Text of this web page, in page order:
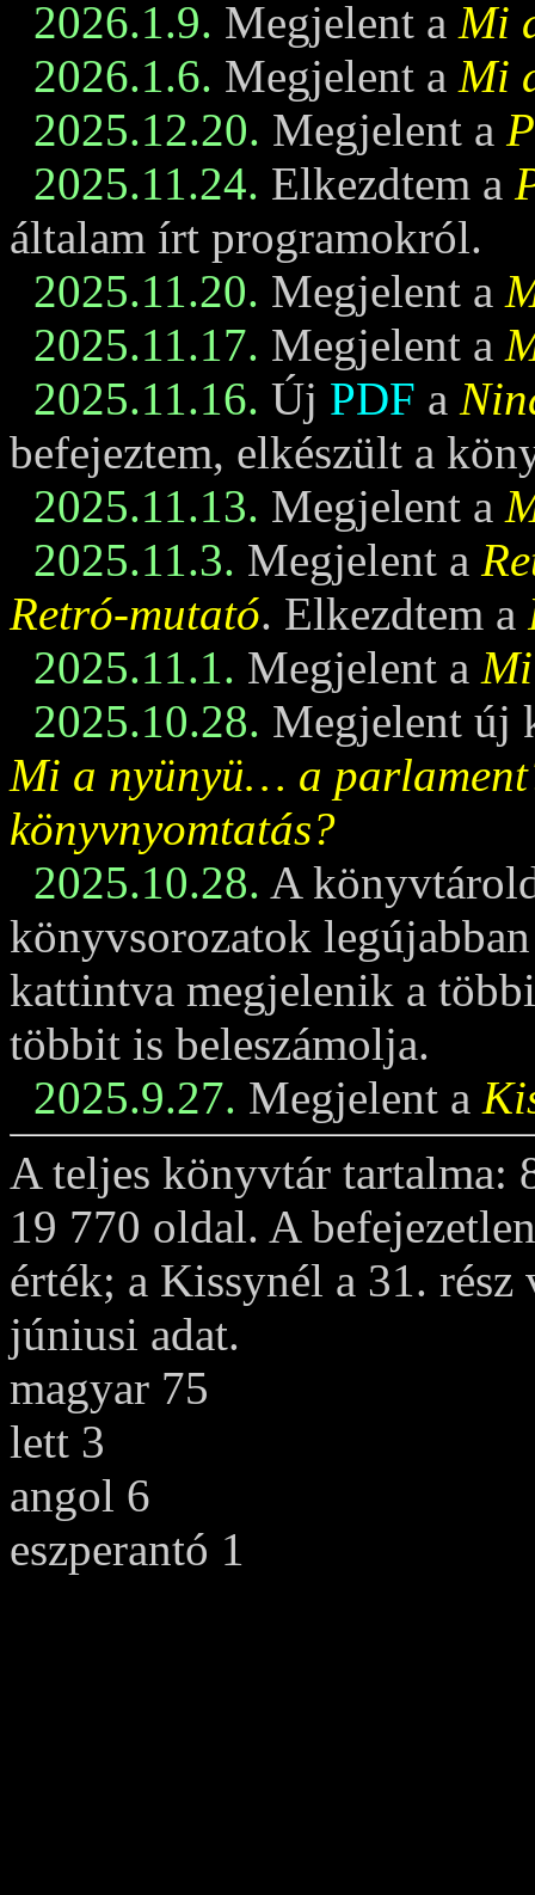
2026.1.9. Megjelent a Mi
2026.1.6. Megjelent a Mi
2025.12.20. Megjelent a
2025.11.24. Elkezdtem a
általam írt programokról.
2025.11.20. Megjelent a
2025.11.17. Megjelent a
2025.11.16. Új PDF a
befejeztem, elkészült a
2025.11.13. Megjelent a
2025.11.3. Megjelent a
Retró-mutató. Elkezdtem a
2025.11.1. Megjelent a
2025.10.28. Megjelent új
Mi a nyünyü… a
könyvnyomtatás?
2025.10.28. A
könyvsorozatok
kattintva megjelenik a
többit is beleszámolja.
2025.9.27. Megjelent a
A teljes könyvtár tartalma:
19 770 oldal. A
érték; a Kissynél a 31.
júniusi adat.
magyar 75
lett 3
angol 6
eszperantó 1